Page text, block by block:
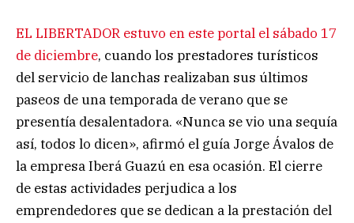
EL LIBERTADOR estuvo en este portal el sábado 17
de diciembre, cuando los prestadores turísticos
del servicio de lanchas realizaban sus últimos
paseos de una temporada de verano que se
presentía desalentadora. «Nunca se vio una sequía
así, todos lo dicen», afirmó el guía Jorge Ávalos de
la empresa Iberá Guazú en esa ocasión. El cierre
de estas actividades perjudica a los
emprendedores que se dedican a la prestación del